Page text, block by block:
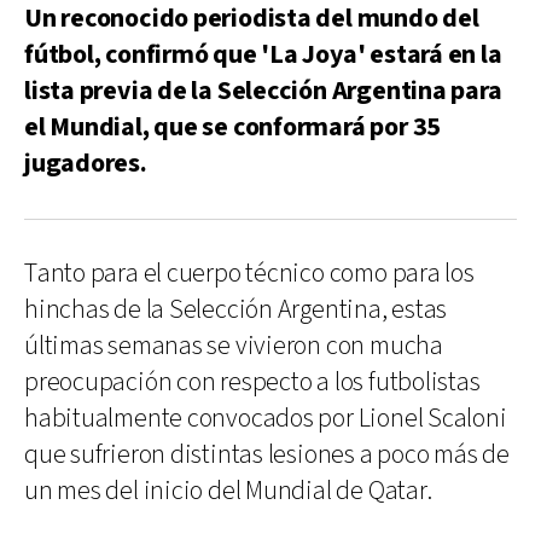
Un reconocido periodista del mundo del
fútbol, confirmó que 'La Joya' estará en la
lista previa de la Selección Argentina para
el Mundial, que se conformará por 35
jugadores.
Tanto para el cuerpo técnico como para los
hinchas de la Selección Argentina, estas
últimas semanas se vivieron con mucha
preocupación con respecto a los futbolistas
habitualmente convocados por Lionel Scaloni
que sufrieron distintas lesiones a poco más de
un mes del inicio del Mundial de Qatar.